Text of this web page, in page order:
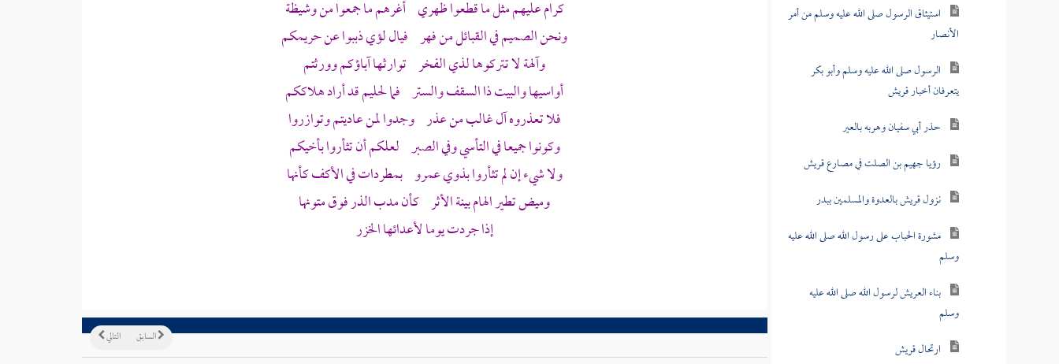
استيثاق الرسول صلى الله عليه وسلم من أمر
الأنصار
الرسول صلى الله عليه وسلم وأبو بكر
يتعرفان أخبار قريش
حذر أبي سفيان وهربه بالعير
رؤيا جهيم بن الصلت في مصارع قريش
نزول قريش بالعدوة والمسلمين ببدر
مشورة الحباب على رسول الله صلى الله عليه
وسلم
بناء العريش لرسول الله صلى الله عليه
وسلم
ارتحال قريش
كرام عليهم مثل ما قطعوا ظهري أغرهم ما جمعوا من وشيظة
ونحن الصميم في القبائل منفهر فياللؤيذببوا عن حريمكم
وآلهة لا تتركوها لذي الفخر توارثها آباؤكم وورثتم
أواسيها والبيت ذا السقف والستر فما لحليم قد أراد هلاككم
فلا تعذروهآل غالبمن عذر وجدوا لمن عاديتم وتوازروا
وكونوا جميعا في التأسي وفي الصبر لعلكم أن تثأروا بأخيكم
ولا شيء إن لم تثأروا بذويعمرو بمطردات في الأكف كأنها
وميض تطير الهام بينة الأثر كأن مدب الذر فوق متونها
إذا جردت يوما لأعدائها الخزر
التالي السابق